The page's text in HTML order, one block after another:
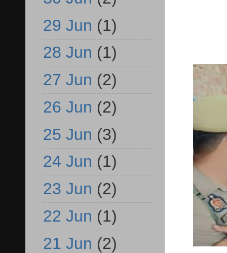
29 Jun (1)
28 Jun (1)
27 Jun (2)
26 Jun (2)
25 Jun (3)
24 Jun (1)
23 Jun (2)
22 Jun (1)
21 Jun (2)